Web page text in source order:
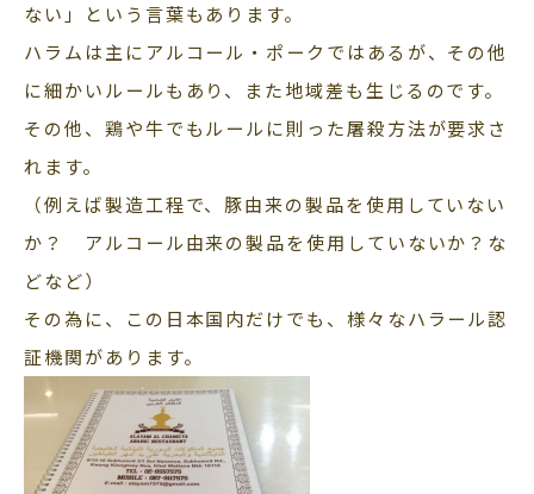
ない」という言葉もあります。
ハラムは主にアルコール・ポークではあるが、その他
に細かいルールもあり、また地域差も生じるのです。
その他、鶏や牛でもルールに則った屠殺方法が要求さ
れます。
（例えば製造工程で、豚由来の製品を使用していない
か？ アルコール由来の製品を使用していないか？な
どなど）
その為に、この日本国内だけでも、様々なハラール認
証機関があります。